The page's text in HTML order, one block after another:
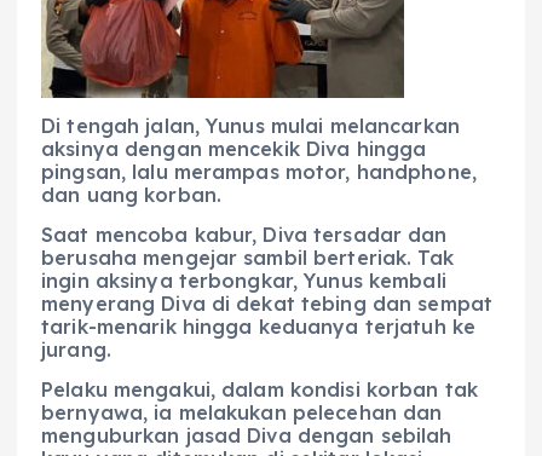
Di tengah jalan, Yunus mulai melancarkan
aksinya dengan mencekik Diva hingga
pingsan, lalu merampas motor, handphone,
dan uang korban.
Saat mencoba kabur, Diva tersadar dan
berusaha mengejar sambil berteriak. Tak
ingin aksinya terbongkar, Yunus kembali
menyerang Diva di dekat tebing dan sempat
tarik-menarik hingga keduanya terjatuh ke
jurang.
Pelaku mengakui, dalam kondisi korban tak
bernyawa, ia melakukan pelecehan dan
menguburkan jasad Diva dengan sebilah